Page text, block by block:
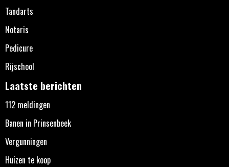
Tandarts
Notaris
Pedicure
Rijschool
Laatste berichten
112 meldingen
Banen in Prinsenbeek
Vergunningen
Huizen te koop